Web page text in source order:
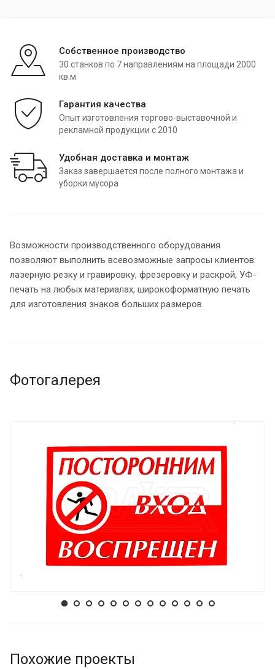
Собственное производство
30 станков по 7 направлениям на площади 2000
кв.м
Гарантия качества
Опыт изготовления торгово-выставочной и
рекламной продукции с 2010
Удобная доставка и монтаж
Заказ завершается после полного монтажа и
уборки мусора
Возможности производственного оборудования
позволяют выполнить всевозможные запросы клиентов:
лазерную резку и гравировку, фрезеровку и раскрой, УФ-
печать на любых материалах, широкоформатную печать
для изготовления знаков больших размеров.
Фотогалерея
Похожие проекты